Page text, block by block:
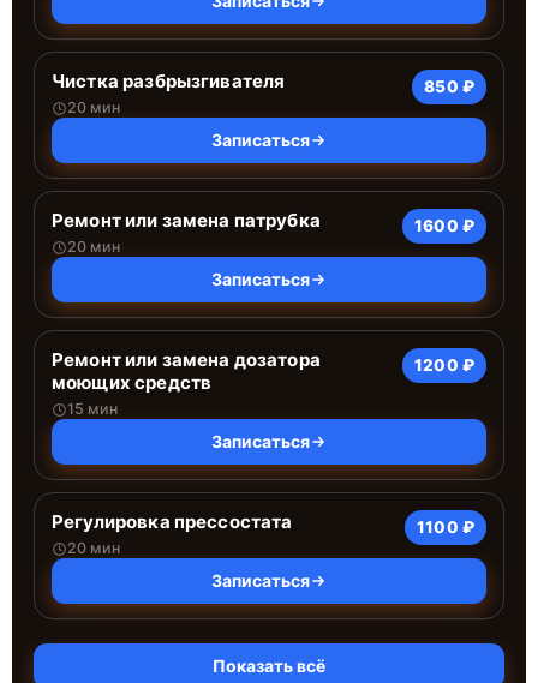
Чистка разбрызгивателя
20 мин
850 ₽
Записаться
Ремонт или замена патрубка
20 мин
1600 ₽
Записаться
Ремонт или замена дозатора
моющих средств
15 мин
1200 ₽
Записаться
Регулировка прессостата
20 мин
1100 ₽
Записаться
Показать всё